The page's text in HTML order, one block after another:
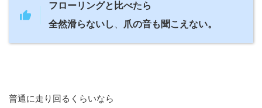
フローリングと比べたら
全然滑らないし
爪の音も聞こえない。
普通に走り回るくらいなら